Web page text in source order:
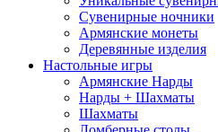
Сувенирные ночники
Армянские монеты
Деревянные изделия
Настольные игры
Армянские Нарды
Нарды + Шахматы
Шахматы